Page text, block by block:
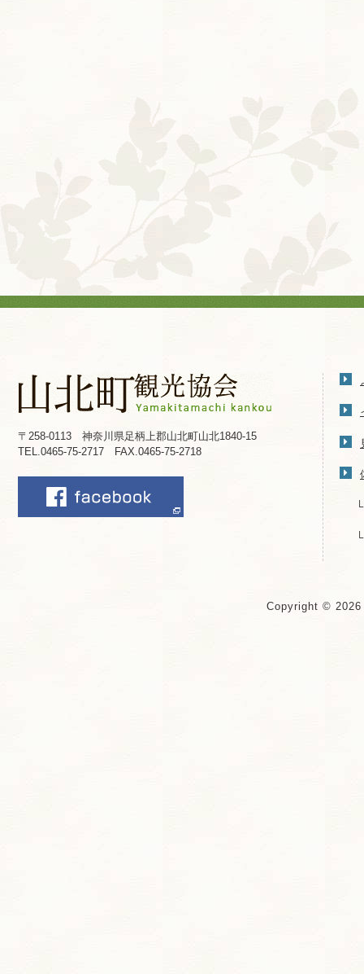
〒258-0113 神奈川県足柄上郡山北町山北1840-15
TEL.0465-75-2717 FAX.0465-75-2718
Copyright © 2026